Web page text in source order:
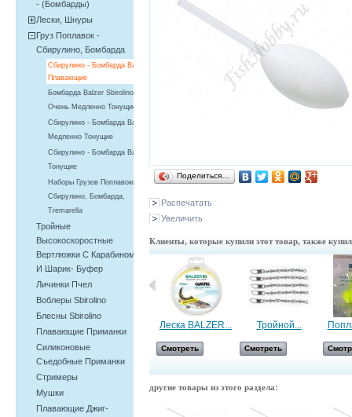
- (бомбарды)
Лески, Шнуры
Груз Поплавок -
Сбирулино, Бомбарда
Сбирулино - Бомбарда Balzer,
Плавающие
Бомбарда Balzer Sbirolino
Очень Медленно Тонущие
Сбирулино - Бомбарда Balzer,
Медленно Тонущие
Сбирулино - Бомбарда Balzer,
Тонущие
Наборы Грузов Поплавоков -
Сбирулино, Бомбарда,
Tremarella
Тройные
Высокоскоростные
Вертлюжки С Карабином
И Шарик- Буфер
Личинки Пчел
Воблеры Sbirolino
Блесны Sbirolino
Плавающие Приманки
Силиконовые
Съедобные Приманки
Cтримеры
Мушки
Плавающие Джиг-
Поделиться…
Распечатать
Увеличить
Клиенты, которые купили этот товар, также
Смотреть
Леска BALZER...
Смотреть
Тройной...
Смотреть
другие товары из этого раздела: